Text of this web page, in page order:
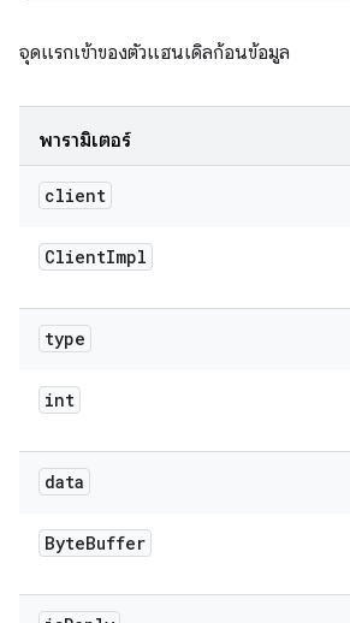
จุดแรกเข้าของตัวแฮนเดิลก้อนข้อมูล
พารามิเตอร์
client
ClientImpl
type
int
data
ByteBuffer